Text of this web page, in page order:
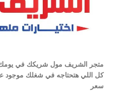
متجر الشريف مول شريكك في
كل اللي هتحتاجه في شغلك موجود
سعر